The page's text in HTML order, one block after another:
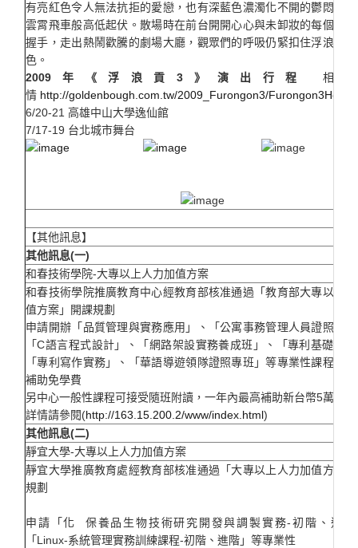
有亮紅色令人無法抗拒的愛戀，也有深藍色濃濁化不開的鬱悶，
雲霄飛車般高低起伏。散場時在前台開開心心與未卸妝的每個演
握手，走出熱鬧歡騰的劇場大廳，觀眾們的呼吸仍緊扣住浮浪貢
色。
2009年
《浮浪貢3》演出行程相
情 http://goldenbough.com.tw/2009_Furongon3/
6/20-21 高雄中山大學逸仙館
7/17-19 台北城市舞台
【其他訊息】
其他訊息(一)
和春技術學院-大專以上人力加值方案
和春技術學院推廣教育中心經教育部核准通過「教育部大專以上
值方案」開課規劃
申請開辦「品質管理與實務應用」、「公寓事務管理人員證照專
「C語言程式設計」、「網路架設實務養成班」、「專利基礎入
「專利寫作實務」、「華語導遊領隊證照專班」等專業性課程，
補助免學費
另中心一般性課程可接受隨班附讀，一年內最高補助新台幣5萬元
詳情請參閱(http://163.15.200.2/www/index.html)
其他訊息(二)
靜宜大學-大專以上人力加值方案
靜宜大學推廣教育處經教育部核准通過「大專以上人力加值方案
規劃
申請「化 保養品生物技術研究開發與調製實務-初階、進階
「Linux-系統管理實務訓練課程-初階、進階」等專業性